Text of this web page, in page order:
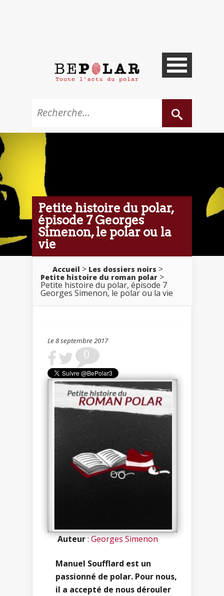
Petite histoire du polar,
épisode 7 Georges
Simenon, le polar ou la
vie
Accueil > Les dossiers noirs >
Petite histoire du roman polar >
Petite histoire du polar, épisode 7
Georges Simenon, le polar ou la vie
Le 8 septembre 2017
0
Auteur:Georges Simenon
Manuel Soufflard est un
passionné de polar. Pour nous,
il a accepté de nous dérouler